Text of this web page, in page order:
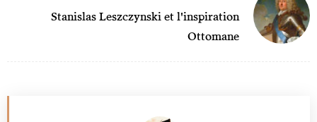
Stanislas Leszczynski et l'inspiration
Ottomane